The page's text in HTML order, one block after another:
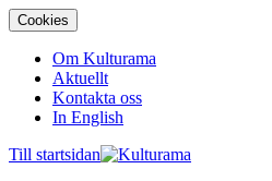
Cookies
Om Kulturama
Aktuellt
Kontakta oss
In English
Till startsidan